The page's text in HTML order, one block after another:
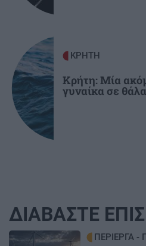
ΚΡΗΤΗ
Κρήτη: Μία
γυναίκα σε
ΔΙΑΒΑΣΤΕ
Image ΠΕΡΙΕΡΓΑ -